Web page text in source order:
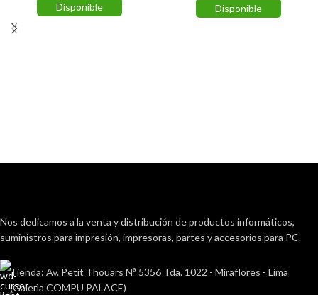
Disponible Disponible
Nos dedicamos a la venta y distribución de productos informáticos,
suministros para impresión, impresoras, partes y accesorios para PC.
Tienda: Av. Petit Thouars Nª 5356 Tda. 1022 - Miraflores - Lima
(Galerìa COMPU PALACE)